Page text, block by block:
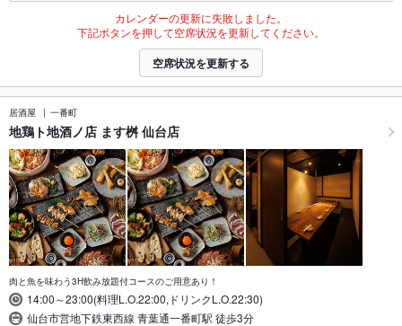
カレンダーの更新に失敗しました。
下記ボタンを押して空席状況を更新してください。
空席状況を更新する
居酒屋 一番町
地鶏ト地酒ノ店 ます桝 仙台店
肉と魚を味わう3H飲み放題付コースのご用意あり！
14:00～23:00(料理L.O.22:00,ドリンクL.O.22:30)
仙台市営地下鉄東西線 青葉通一番町駅 徒歩3分